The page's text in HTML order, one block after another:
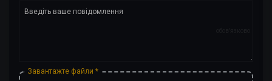
Завантажте файли *